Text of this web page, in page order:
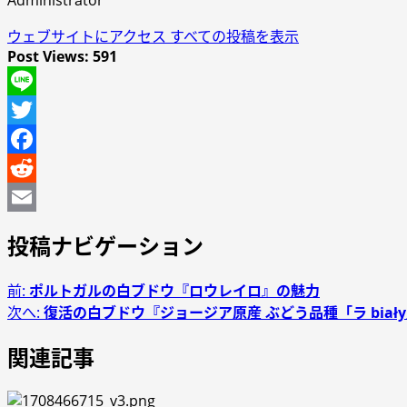
ウェブサイトにアクセス すべての投稿を表示
Post Views: 591
Line
Twitter
Facebook
Reddit
投稿ナビゲーション
前: ポルトガルの白ブドウ『ロウレイロ』の魅力
次へ: 復活の白ブドウ『ジョージア原産 ぶどう品種「ラ biały
関連記事